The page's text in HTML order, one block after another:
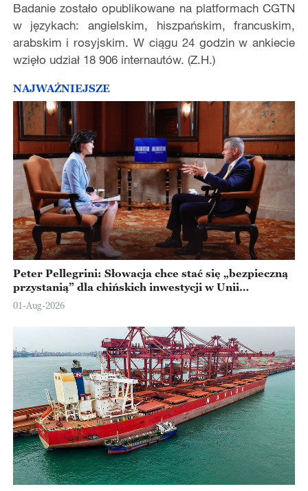
Badanie zostało opublikowane na platformach CGTN
w językach: angielskim, hiszpańskim, francuskim,
arabskim i rosyjskim. W ciągu 24 godzin w ankiecie
wzięło udział 18 906 internautów. (Z.H.)
NAJWAŻNIEJSZE
Peter Pellegrini: Słowacja chce stać się „bezpieczną
przystanią” dla chińskich inwestycji w Unii
Europejskiej
01-Aug-2026